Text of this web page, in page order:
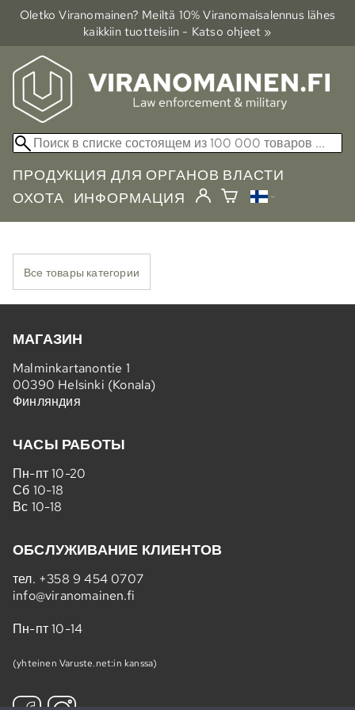
Oletko Viranomainen? Meiltä 10% Viranomais­alennus lähes
kaikkiin tuotteisiin - Katso ohjeet »
ПРОДУКЦИЯ ДЛЯ ОРГАНОВ ВЛАСТИ
ОХОТА
ИНФОРМАЦИЯ
Все товары категории
МАГАЗИН
Malminkartanontie 1
00390 Helsinki (Konala)
Финляндия
ЧАСЫ РАБОТЫ
Пн-пт 10-20
Сб 10-18
Вс 10-18
ОБСЛУЖИВАНИЕ КЛИЕНТОВ
тел. +358 9 454 0707
info@viranomainen.fi
Пн-пт 10-14
(yhteinen Varuste.net:in kanssa)